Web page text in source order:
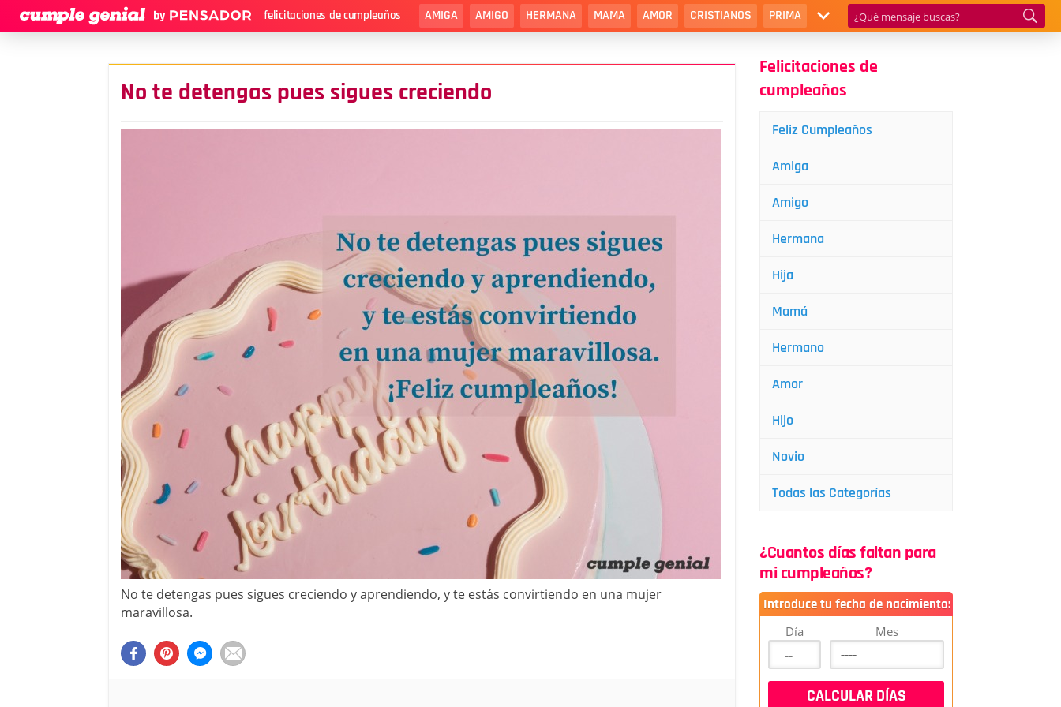
felicitaciones de cumpleaños AMIGA AMIGO HERMANA MAMA AMOR CRISTIANOS PRIMA
No te detengas pues sigues creciendo
No te detengas pues sigues creciendo y aprendiendo, y te estás convirtiendo en una mujer
maravillosa.
Felicitaciones de
cumpleaños
Feliz Cumpleaños
Amiga
Amigo
Hermana
Hija
Mamá
Hermano
Amor
Hijo
Novio
Todas las Categorías
¿Cuantos días faltan para
mi cumpleaños?
Introduce tu fecha de nacimiento:
Día Mes